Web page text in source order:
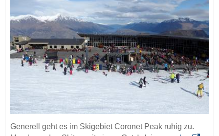
Generell geht es im Skigebiet Coronet Peak ruhig zu.